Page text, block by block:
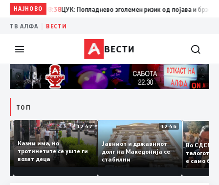
НАЈНОВО
08:38 ЦУК: Попладнево зголемен ризик од појава и брзо
ТВ АЛФА ВЕСТИ
ВЕСТИ
ТОП
12:50
и
12:47
Казни има, но
тротинетите се уште ги
возат деца
12:46
Јавниот и државниот
долг на Македонија се
стабилни
Во
е само
копија
Заев